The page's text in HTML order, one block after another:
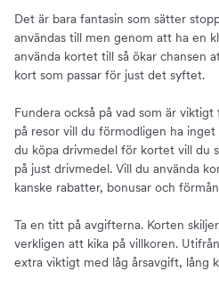
Det är bara fantasin som sätter
användas till men genom att ha en
använda kortet till så ökar chansen
kort som passar för just det syftet.
Fundera också på vad som är
på resor vill du förmodligen ha
du köpa drivmedel för kortet vill du
på just drivmedel. Vill du använda
kanske rabatter, bonusar och
Ta en titt på avgifterna. Korten
verkligen att kika på villkoren.
extra viktigt med låg årsavgift, lång